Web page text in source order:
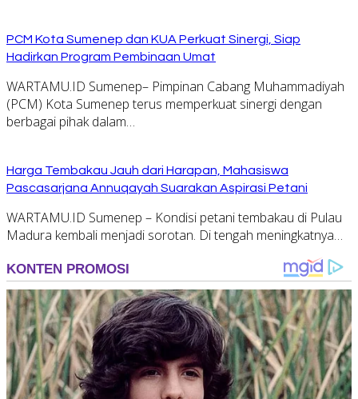
PCM Kota Sumenep dan KUA Perkuat Sinergi, Siap
Hadirkan Program Pembinaan Umat
WARTAMU.ID Sumenep– Pimpinan Cabang Muhammadiyah
(PCM) Kota Sumenep terus memperkuat sinergi dengan
berbagai pihak dalam…
Harga Tembakau Jauh dari Harapan, Mahasiswa
Pascasarjana Annuqayah Suarakan Aspirasi Petani
WARTAMU.ID Sumenep – Kondisi petani tembakau di Pulau
Madura kembali menjadi sorotan. Di tengah meningkatnya…